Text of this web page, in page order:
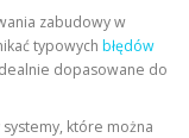
zabudowy w
typowych błędów
dopasowane do
które można